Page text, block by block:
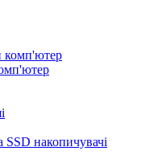
SSD накопичувачі